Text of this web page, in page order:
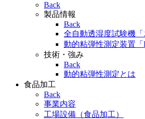
Back
製品情報
Back
全自動透湿度試験機「
動的粘弾性測定装置「
技術・強み
Back
動的粘弾性測定とは
食品加工
Back
事業内容
工場設備（食品加工）